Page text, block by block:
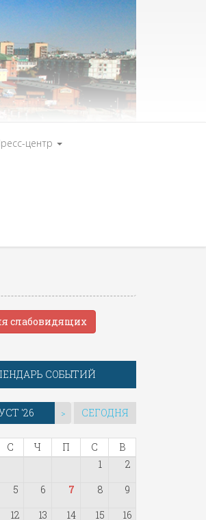
центр
слабовидящих
СОБЫТИЙ
'26 > СЕГОДНЯ
С Ч П С
В
1
2
5 6 7 8
9
12 13 14 15
16